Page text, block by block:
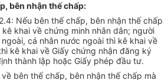
bên nhận thế chấp:
Nếu bên thế chấp, bên nhận thế chấp
khai về chứng minh nhân dân; người
cá nhân nước ngoài thì kê khai về
kê khai về Giấy chứng nhận đăng ký
thành lập hoặc Giấy phép đầu tư.
bên thế chấp, bên nhận thế chấp mà